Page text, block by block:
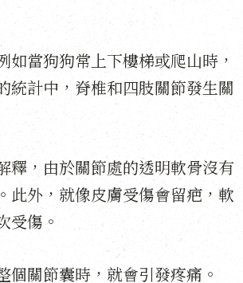
當狗狗常上下樓梯或爬山時，
統計中，脊椎和四肢關節發生關
釋，由於關節處的透明軟骨沒有
此外，就像皮膚受傷會留疤，軟
受傷。
關節囊時，就會引發疼痛。